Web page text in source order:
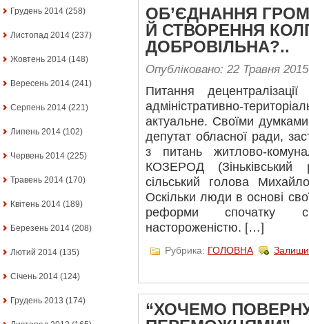
Грудень 2014 (258)
Листопад 2014 (237)
Жовтень 2014 (148)
Вересень 2014 (241)
Серпень 2014 (221)
Липень 2014 (102)
Червень 2014 (225)
Травень 2014 (170)
Квітень 2014 (189)
Березень 2014 (208)
Лютий 2014 (135)
Січень 2014 (124)
Грудень 2013 (174)
ОБ’ЄДНАННЯ
Й СТВОРЕННЯ
ДОБРОВІЛЬНА?..
Опубліковано: 22 Травня 2015
Питання
адміністративно-
актуальне. Своїми
депутат обласної ради,
з питань житлово-
КОЗЕРОД (Зіньківський
сільський голова
Оскільки люди в основі
реформи спочатку
настороженістю. […]
Рубрика: ГОЛОВНА
“ХОЧЕМО